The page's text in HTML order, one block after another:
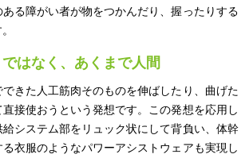
る障がい者が物をつかんだり、握ったりする
はなく、あくまで人間
きた人工筋肉そのものを伸ばしたり、曲げた
接使おうという発想です。この発想を応用し
システム部をリュック状にして背負い、体幹
衣服のようなパワーアシストウェアも実現し